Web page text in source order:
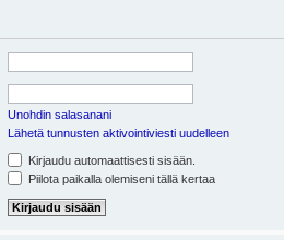
Unohdin salasanani
Lähetä tunnusten aktivointiviesti uudelleen
Kirjaudu automaattisesti sisään.
Piilota paikalla olemiseni tällä kertaa